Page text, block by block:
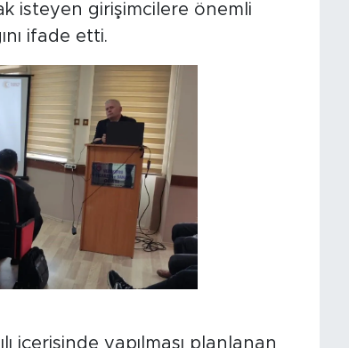
isteyen girişimcilere önemli
ifade etti.
içerisinde yapılması planlanan